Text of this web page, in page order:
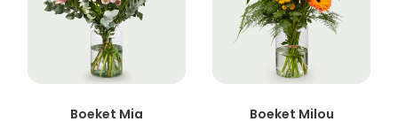
Boeket Mia Boeket Milou